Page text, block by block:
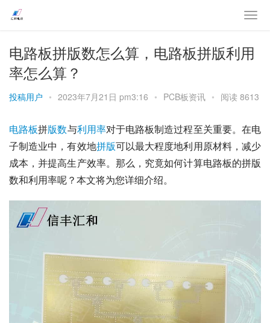
电路板拼版数怎么算，电路板拼版利用
率怎么算？
投稿用户 • 2023年7月21日 pm3:16 • PCB板资讯 • 阅读 8613
电路板拼版数与利用率对于电路板制造过程至关重要。在电
子制造业中，有效地拼版可以最大程度地利用原材料，减少
成本，并提高生产效率。那么，究竟如何计算电路板的拼版
数和利用率呢？本文将为您详细介绍。